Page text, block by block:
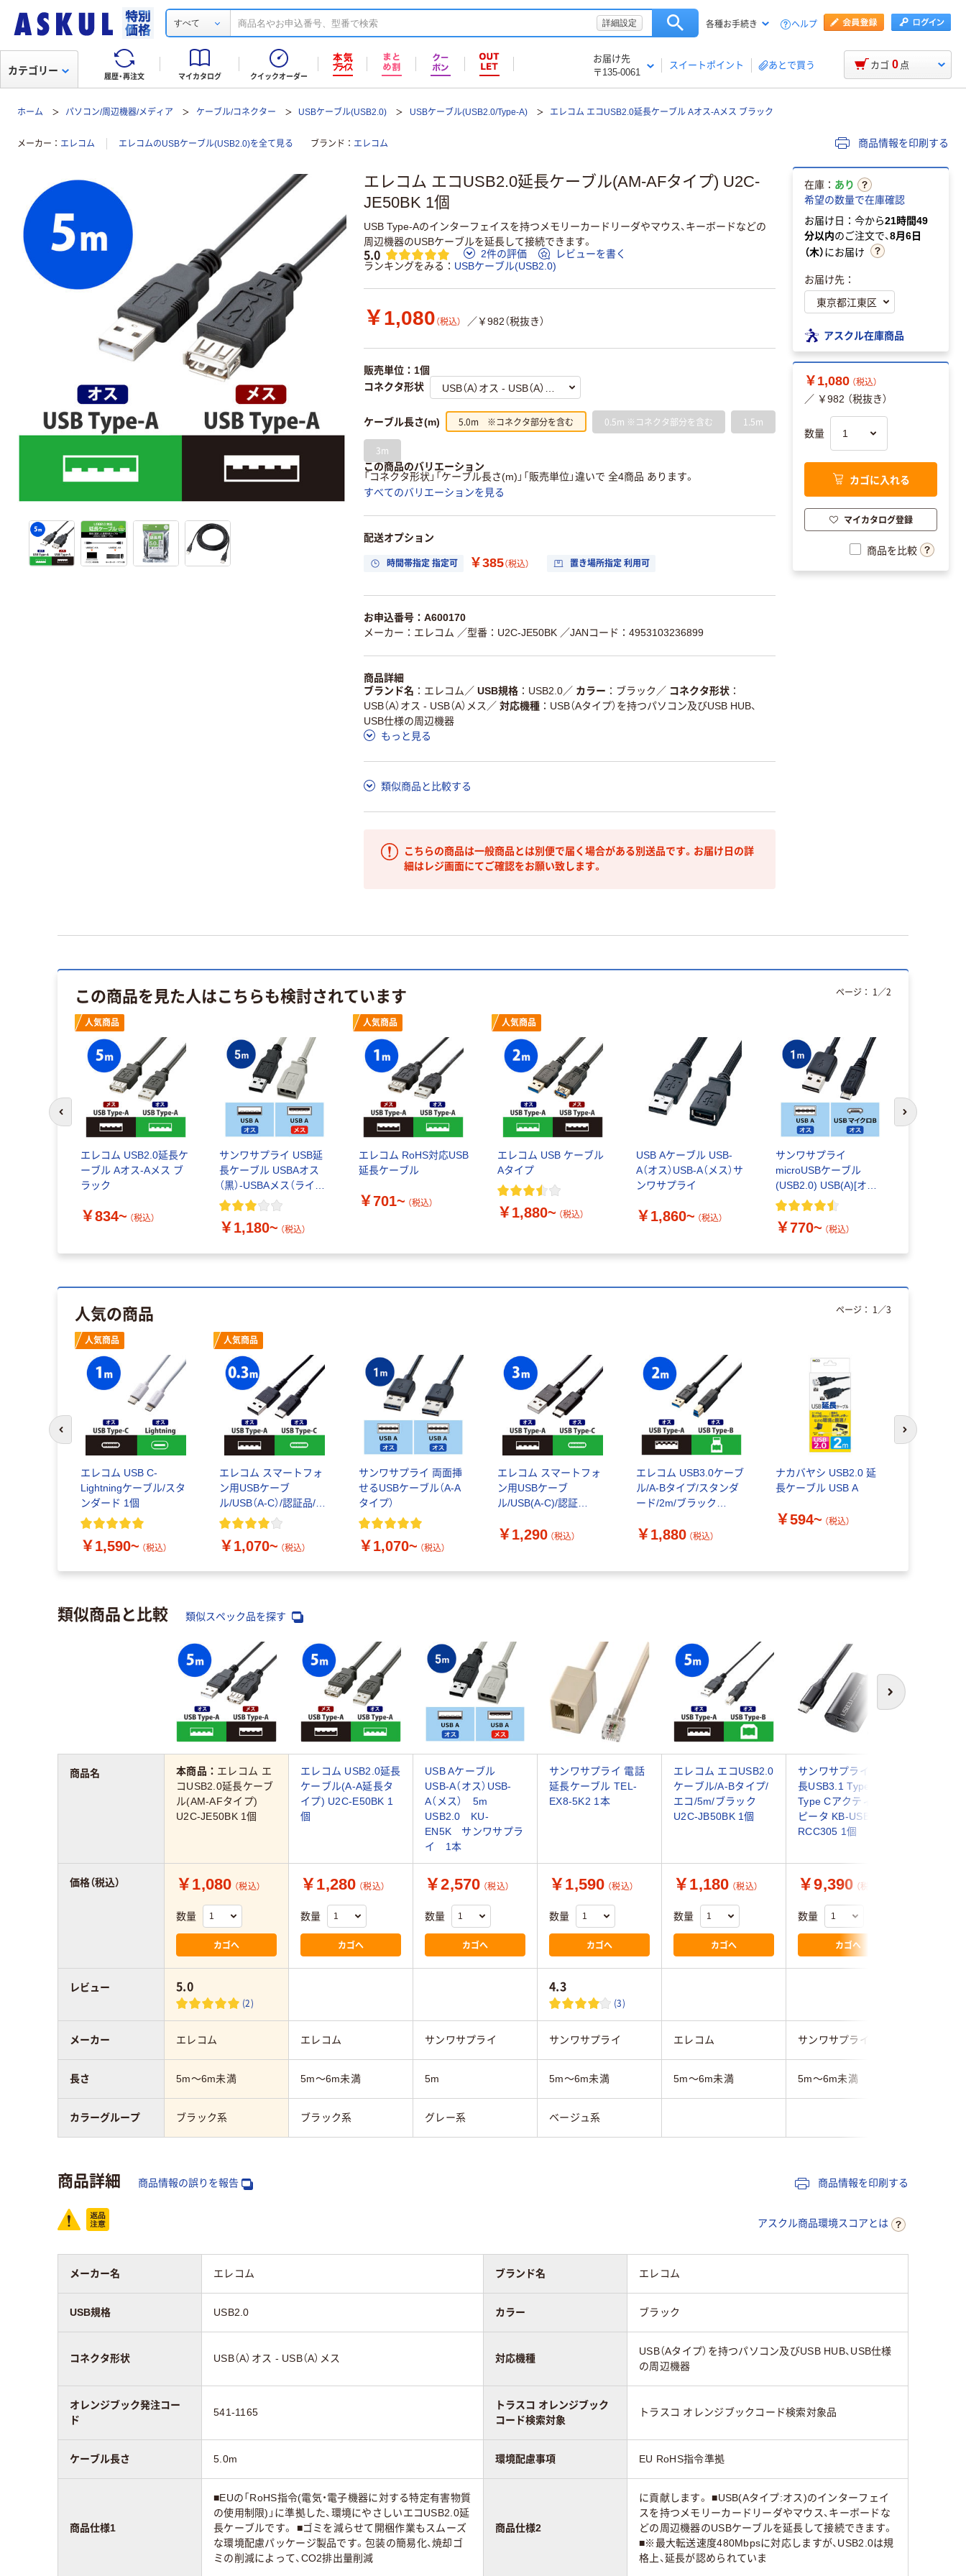
すべて 詳細設定 各種お手続き ヘルプ
履歴・再注文 マイカタログ クイックオーダー
お届け先
〒135-0061
スイートポイント あとで買う
カテゴリー カゴ 0 点
ホーム パソコン/周辺機器/メディア ケーブル/コネクター USBケーブル(USB2.0) USBケーブル(USB2.0/Type-A) エレコム エコUSB2.0延長ケーブル Aオス-Aメス ブラック
メーカー エレコム エレコムのUSBケーブル(USB2.0)を全て見る ブランド エレコム 商品情報を印刷する
エレコム エコUSB2.0延長ケーブル(AM-AFタイプ) U2C-
JE50BK 1個
USB Type-Aのインターフェイスを持つメモリーカードリーダやマウス、キーボードなどの
周辺機器のUSBケーブルを延長して接続できます。
5.0 2件の評価
レビューを書く
ランキングをみる
USBケーブル(USB2.0)
￥1,080 （税込） ／￥982（税抜き）
販売単位：1個
コネクタ形状
ケーブル長さ(m) 5.0m ※コネクタ部分を含む 0.5m ※コネクタ部分を含む 1.5m
3m
この商品のバリエーション
「コネクタ形状」「ケーブル長さ(m)」「販売単位」違いで 全4商品 あります。
すべてのバリエーションを見る
配送オプション
時間帯指定 指定可 ￥385（税込） 置き場所指定 利用可
お申込番号：A600170
メーカー：エレコム ／型番：U2C-JE50BK ／JANコード：4953103236899
商品詳細
ブランド名
エレコム ／ USB規格 USB2.0／ カラー ブラック ／ コネクタ形状
USB（A）オス - USB（A）メス ／ 対応機種
USB（Aタイプ）を持つパソコン及びUSB HUB、
USB仕様の周辺機器
もっと見る
類似商品と比較する
こちらの商品は一般商品とは別便で届く場合がある別送品です。お届け日の詳
細はレジ画面にてご確認をお願い致します。
在庫： あり
希望の数量で在庫確認
お届け日：今から21時間49
分以内のご注文で、8月6日
（木）にお届け
お届け先：
アスクル在庫商品
￥1,080 （税込）
／ ￥982 （税抜き）
数量
カゴに入れる
マイカタログ登録
商品を比較
この商品を見た人はこちらも検討されています
人気商品
エレコム USB2.0延長ケ
ーブル Aオス-Aメス ブ
ラック
￥834~ （税込）
サンワサプライ USB延
長ケーブル USBAオス
（黒）-USBAメス（ライト
グレー） USB2.0 KU-EN
￥1,180~ （税込）
人気商品
エレコム RoHS対応USB
延長ケーブル
￥701~ （税込）
人気商品
エレコム USB ケーブル
Aタイプ
￥1,880~ （税込）
USB Aケーブル USB-
A（オス）USB-A（メス）サ
ンワサプライ
￥1,860~ （税込）
サンワサプライ
microUSBケーブル
(USB2.0) USB(A)[オス/
両挿対応] -
￥770~ （税込）
ページ： 1 ／2
前のスライドへ 次のスライド
人気の商品
人気商品
エレコム USB C-
Lightningケーブル/スタ
ンダード 1個
￥1,590~ （税込）
人気商品
エレコム スマートフォ
ン用USBケーブ
ル/USB（A-C）/認証品/ブ
ラック MPA-AC
￥1,070~ （税込）
サンワサプライ 両面挿
せるUSBケーブル（A-A
タイプ）
￥1,070~ （税込）
エレコム スマートフォ
ン用USBケーブ
ル/USB(A-C)/認証
1個
￥1,290 （税込）
エレコム USB3.0ケーブ
ル/A-Bタイプ/スタンダ
ード/2m/ブラック
￥1,880 （税込）
ナカバヤシ USB2.0 延
長ケーブル USB A
￥594~ （税込）
ページ： 1 ／3
前のスライドへ 次のスライド
類似商品と比較 類似スペック品を探す
次へ
本商品： エレコム エ
コUSB2.0延長ケーブ
ル(AM-AFタイプ)
U2C-JE50BK 1個
エレコム USB2.0延長
ケーブル(A-A延長タ
イプ) U2C-E50BK 1
個
USB Aケーブル
USB-A（オス）USB-
A（メス） 5m
USB2.0 KU-
EN5K サンワサプラ
イ 1本
サンワサプライ 電話
延長ケーブル TEL-
EX8-5K2 1本
エレコム エコUSB2.0
ケーブル/A-Bタイプ/
エコ/5m/ブラック
U2C-JB50BK 1個
サンワサプライ 5m延
長USB3.1 Type C-
Type Cアクティブリ
ピータ KB-USB-
RCC305 1個
￥1,080 （税込）
数量
カゴへ
￥1,280 （税込）
数量
カゴへ
￥2,570 （税込）
数量
カゴへ
￥1,590 （税込）
数量
カゴへ
￥1,180 （税込）
数量
カゴへ
￥9,390 （税込）
数量
カゴへ
5.0
(2)
4.3
(3)
エレコム エレコム サンワサプライ サンワサプライ エレコム サンワサプライ
5m～6m未満 5m～6m未満 5m 5m～6m未満 5m～6m未満 5m～6m未満
ブラック系 ブラック系 グレー系 ベージュ系
商品名
価格（税込）
レビュー
メーカー
長さ
カラーグループ
商品詳細 商品情報の誤りを報告 商品情報を印刷する
アスクル商品環境スコアとは
メーカー名 エレコム ブランド名 エレコム
USB規格 USB2.0 カラー ブラック
コネクタ形状 USB（A）オス - USB（A）メス 対応機種
USB（Aタイプ）を持つパソコン及びUSB HUB、USB仕様
の周辺機器
オレンジブック発注コー
ド
541-1165
トラスコ オレンジブック
コード検索対象
トラスコ オレンジブックコード検索対象品
ケーブル長さ 5.0m 環境配慮事項 EU RoHS指令準拠
商品仕様1
■EUの「RoHS指令(電気・電子機器に対する特定有害物質
の使用制限)」に準拠した、環境にやさしいエコUSB2.0延
長ケーブルです。 ■ゴミを減らせて開梱作業もスムーズ
な環境配慮パッケージ製品です。包装の簡易化、焼却ゴ
ミの削減によって、CO2排出量削減
商品仕様2
に貢献します。 ■USB(Aタイプ:オス)のインターフェイ
スを持つメモリーカードリーダやマウス、キーボードな
どの周辺機器のUSBケーブルを延長して接続できます。
■※最大転送速度480Mbpsに対応しますが、USB2.0は規
格上、延長が認められていま